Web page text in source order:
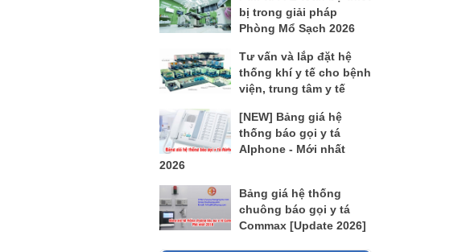
bị trong giải pháp
Phòng Mổ Sạch 2026
Tư vấn và lắp đặt hệ
thống khí y tế cho bệnh
viện, trung tâm y tế
[NEW] Bảng giá hệ
thống báo gọi y tá
AIphone - Mới nhất
2026
Bảng giá hệ thống
chuông báo gọi y tá
Commax [Update 2026]